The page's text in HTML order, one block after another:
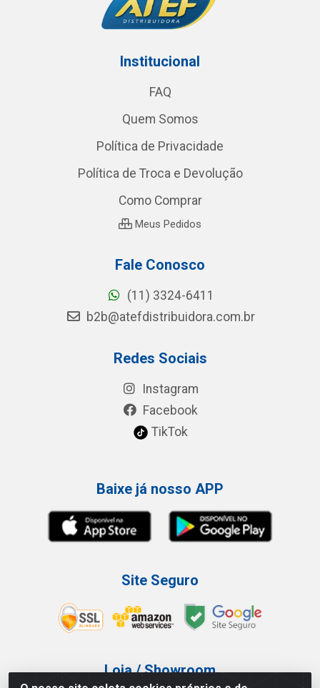
Institucional
FAQ
Quem Somos
Política de Privacidade
Política de Troca e Devolução
Como Comprar
Meus Pedidos
Fale Conosco
(11) 3324-6411
b2b@atefdistribuidora.com.br
Redes Sociais
Instagram
Facebook
TikTok
Baixe já nosso APP
Site Seguro
Loja / Showroom